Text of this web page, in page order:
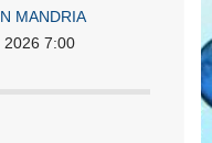
MANDRIA
7:00